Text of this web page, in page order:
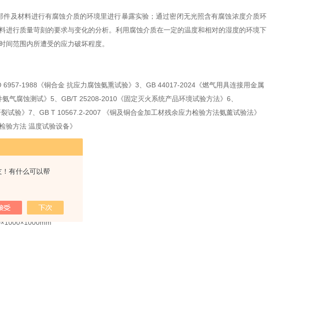
有什么可以帮
及材料进行有腐蚀介质的环境里进行暴露实验；通过密闭无光照含有腐蚀浓度介质环
进行质量苛刻的要求与变化的分析。 利用腐蚀介质在一定的温度和相对的湿度的环境下
间范围内所遭受的应力破坏程度。
1988《铜合金 抗应力腐蚀氨熏试验》3、GB 44017-2024《燃气用具连接用金属
气腐蚀测试》5、GB/T 25208-2010《固定灭火系统产品环境试验方法》6、
试验》7、GB T 10567.2-2007 《铜及铜合金加工材残余应力检验方法氨薰试验法》
方法 温度试验设备》